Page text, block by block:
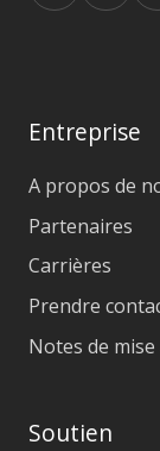
Entreprise
A propos de
Partenaires
Carrières
Prendre
Notes de
Soutien